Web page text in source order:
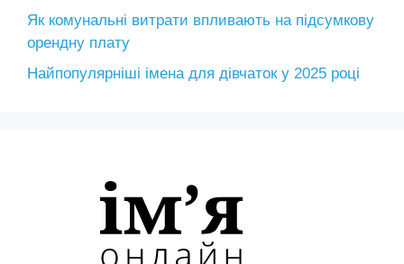
Як комунальні витрати впливають на підсумкову
орендну плату
Найпопулярніші імена для дівчаток у 2025 році